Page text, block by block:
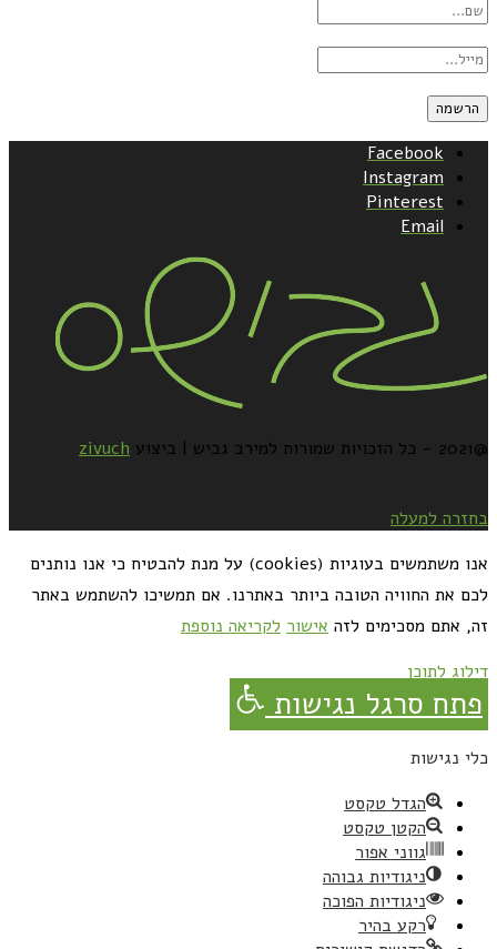
Facebook
Instagram
Pinterest
Email
@2021 - כל הזכויות שמורות למירב גביש | ביצוע zivuch
בחזרה למעלה
אנו משתמשים בעוגיות (cookies) על מנת להבטיח כי אנו נותנים
לכם את החוויה הטובה ביותר באתרנו. אם תמשיכו להשתמש באתר
זה, אתם מסכימים לזה אישור לקריאה נוספת
דילוג לתוכן
פתח סרגל נגישות
כלי נגישות
הגדל טקסט
הקטן טקסט
גווני אפור
ניגודיות גבוהה
ניגודיות הפוכה
רקע בהיר